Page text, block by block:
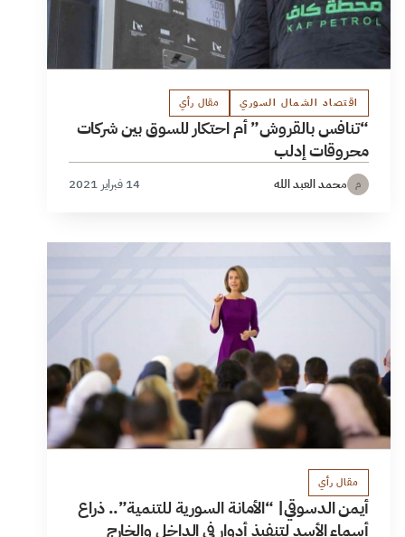
اقتصاد الشمال السوري مقال رأي
“تنافس بالقروش” أم احتكار للسوق بين شركات
محروقات إدلب
م محمد العبد الله 14 فبراير 2021
مقال رأي
أيمن الدسوقي| “الأمانة السورية للتنمية”.. ذراع
أسماء الأسد لتنفيذ أدوار في الداخل والخارج